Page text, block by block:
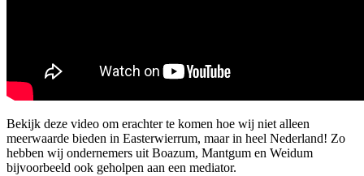
Bekijk deze video om erachter te komen hoe wij niet alleen
meerwaarde bieden in Easterwierrum, maar in heel Nederland! Zo
hebben wij ondernemers uit Boazum, Mantgum en Weidum
bijvoorbeeld ook geholpen aan een mediator.